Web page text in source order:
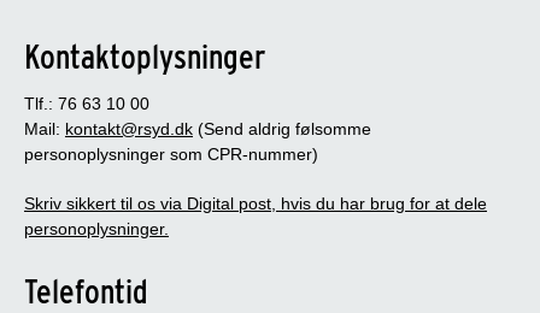
Kontaktoplysninger
Tlf.: 76 63 10 00
Mail: kontakt@rsyd.dk (Send aldrig følsomme
personoplysninger som CPR-nummer)
Skriv sikkert til os via Digital post, hvis du har brug for at dele
personoplysninger.
Telefontid